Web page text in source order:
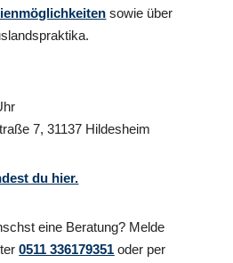
sowie über
7, 31137 Hildesheim
du hier.
eine Beratung? Melde
0511 336179351 oder per